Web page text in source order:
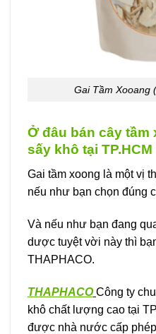
Gai Tầm Xooang
Ở đâu bán cây tầm
sấy khô tại TP.HCM
Gai tầm xoong là một vị
nếu như bạn chọn đúng
Và nếu như bạn đang
dược tuyệt vời này thì
THAPHACO.
THAPHACO Công ty
khô chất lượng cao tại
được nhà nước cấp